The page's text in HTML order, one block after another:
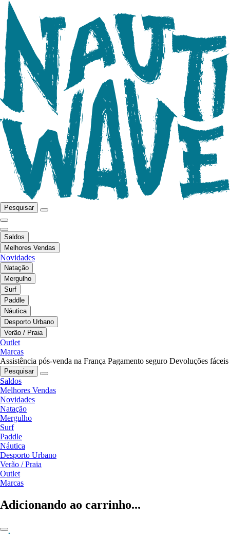
Pesquisar
Saldos
Melhores Vendas
Novidades
Natação
Mergulho
Surf
Paddle
Náutica
Desporto Urbano
Verão / Praia
Outlet
Marcas
Assistência pós-venda na França Pagamento seguro Devoluções fáceis
Pesquisar
Saldos
Melhores Vendas
Novidades
Natação
Mergulho
Surf
Paddle
Náutica
Desporto Urbano
Verão / Praia
Outlet
Marcas
Adicionando ao carrinho...